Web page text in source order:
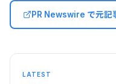
PR Newswire で元記
LATEST